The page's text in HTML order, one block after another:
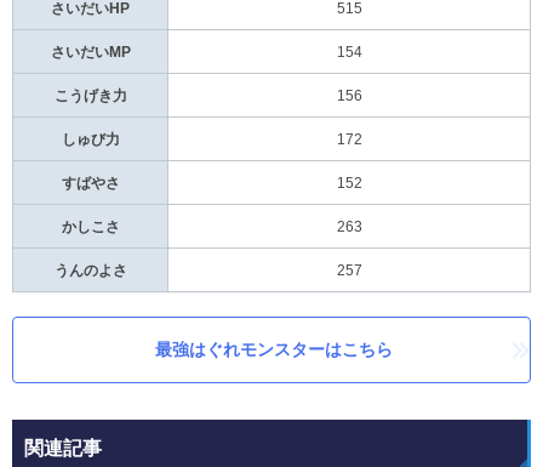
さいだいHP 515
さいだいMP 154
こうげき力 156
しゅび力 172
すばやさ 152
かしこさ 263
うんのよさ 257
最強はぐれモンスターはこちら
関連記事